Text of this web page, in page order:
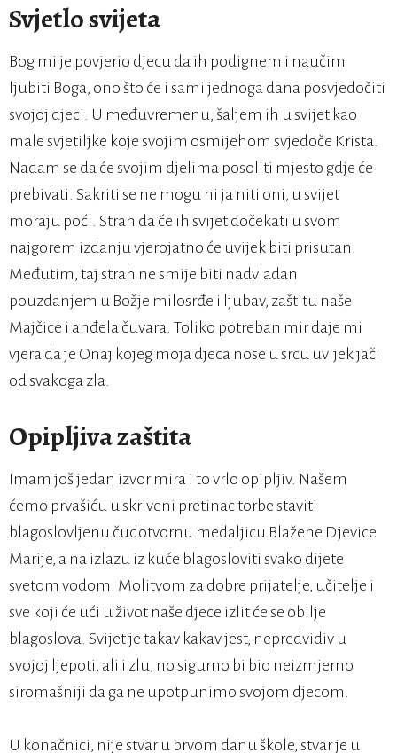
Svjetlo svijeta
Bog mi je povjerio djecu da ih podignem i naučim
ljubiti Boga, ono što će i sami jednoga dana posvjedočiti
svojoj djeci. U međuvremenu, šaljem ih u svijet kao
male svjetiljke koje svojim osmijehom svjedoče Krista.
Nadam se da će svojim djelima posoliti mjesto gdje će
prebivati. Sakriti se ne mogu ni ja niti oni, u svijet
moraju poći. Strah da će ih svijet dočekati u svom
najgorem izdanju vjerojatno će uvijek biti prisutan.
Međutim, taj strah ne smije biti nadvladan
pouzdanjem u Božje milosrđe i ljubav, zaštitu naše
Majčice i anđela čuvara. Toliko potreban mir daje mi
vjera da je Onaj kojeg moja djeca nose u srcu uvijek jači
od svakoga zla.
Opipljiva zaštita
Imam još jedan izvor mira i to vrlo opipljiv. Našem
ćemo prvašiću u skriveni pretinac torbe staviti
blagoslovljenu čudotvornu medaljicu Blažene Djevice
Marije, a na izlazu iz kuće blagosloviti svako dijete
svetom vodom. Molitvom za dobre prijatelje, učitelje i
sve koji će ući u život naše djece izlit će se obilje
blagoslova. Svijet je takav kakav jest, nepredvidiv u
svojoj ljepoti, ali i zlu, no sigurno bi bio neizmjerno
siromašniji da ga ne upotpunimo svojom djecom.
U konačnici, nije stvar u prvom danu škole, stvar je u